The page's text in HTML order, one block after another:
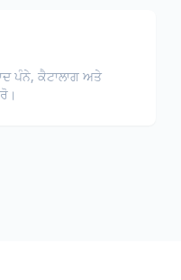
ਪੰਨੇ, ਕੈਟਾਲਾਗ ਅਤੇ